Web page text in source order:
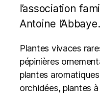
l’association
Antoine l’Abbaye.
Plantes vivaces
pépinières
plantes
orchidées, plantes